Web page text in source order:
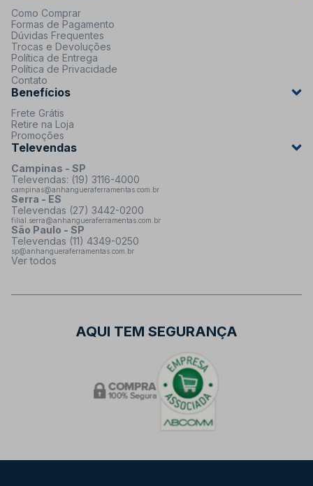
Como Comprar
Formas de Pagamento
Dúvidas Frequentes
Trocas e Devoluções
Política de Entrega
Política de Privacidade
Contato
Benefícios
Frete Grátis
Retire na Loja
Promoções
Televendas
Campinas - SP
Televendas: (19) 3116-4000
campinas@anhangueraferramentas.com.br
Serra - ES
Televendas (27) 3442-0200
filial.serra@anhangueraferramentas.com.br
São Paulo - SP
Televendas (11) 4349-0250
sp@anhangueraferramentas.com.br
Ver todos
AQUI TEM SEGURANÇA